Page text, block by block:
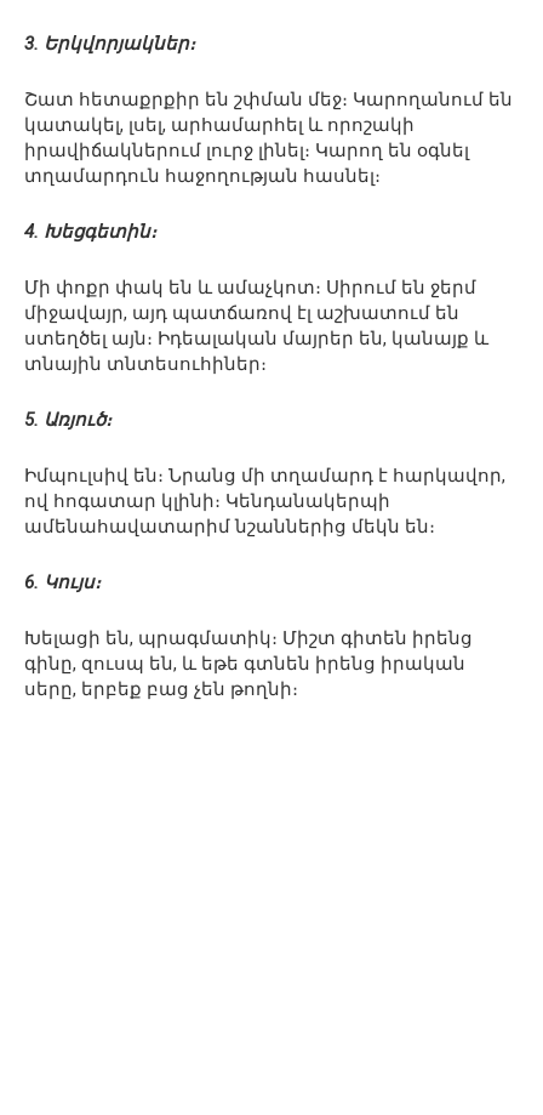
3. Երկվորյակներ։
Շատ հետաքրքիր են շփման մեջ։ Կարողանում են
կատակել, լսել, արհամարհել և որոշակի
իրավիճակներում լուրջ լինել։ Կարող են օգնել
տղամարդուն հաջողության հասնել։
4. Խեցգետին։
Մի փոքր փակ են և ամաչկոտ։ Սիրում են ջերմ
միջավայր, այդ պատճառով էլ աշխատում են
ստեղծել այն։ Իդեալական մայրեր են, կանայք և
տնային տնտեսուհիներ։
5. Առյուծ։
Իմպուլսիվ են։ Նրանց մի տղամարդ է հարկավոր,
ով հոգատար կլինի։ Կենդանակերպի
ամենահավատարիմ նշաններից մեկն են։
6. Կույս։
Խելացի են, պրագմատիկ։ Միշտ գիտեն իրենց
գինը, զուսպ են, և եթե գտնեն իրենց իրական
սերը, երբեք բաց չեն թողնի։